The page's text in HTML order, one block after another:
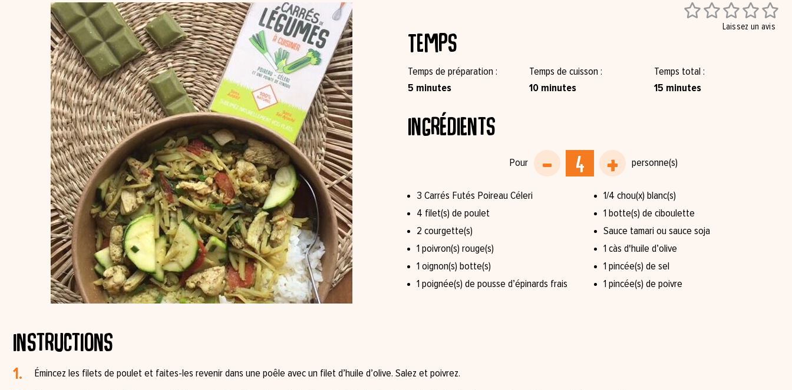

Laissez un avis
Temps
Temps de préparation
5 minutes
Temps de cuisson
10 minutes
Temps total
15 minutes
Ingrédients
3 Carrés Futés Poireau Céleri
4 filet(s) de poulet
2 courgette(s)
1 poivron(s) rouge(s)
1 oignon(s) botte(s)
1 poignée(s) de pousse d’épinards frais
1/4 chou(x) blanc(s)
1 botte(s) de ciboulette
Sauce tamari ou sauce soja
1 càs d'huile d’olive
1 pincée(s) de sel
1 pincée(s) de poivre
Instructions
Émincez les filets de poulet et faites-les revenir dans une poêle avec un filet d’huile d’olive. Salez et poivrez.